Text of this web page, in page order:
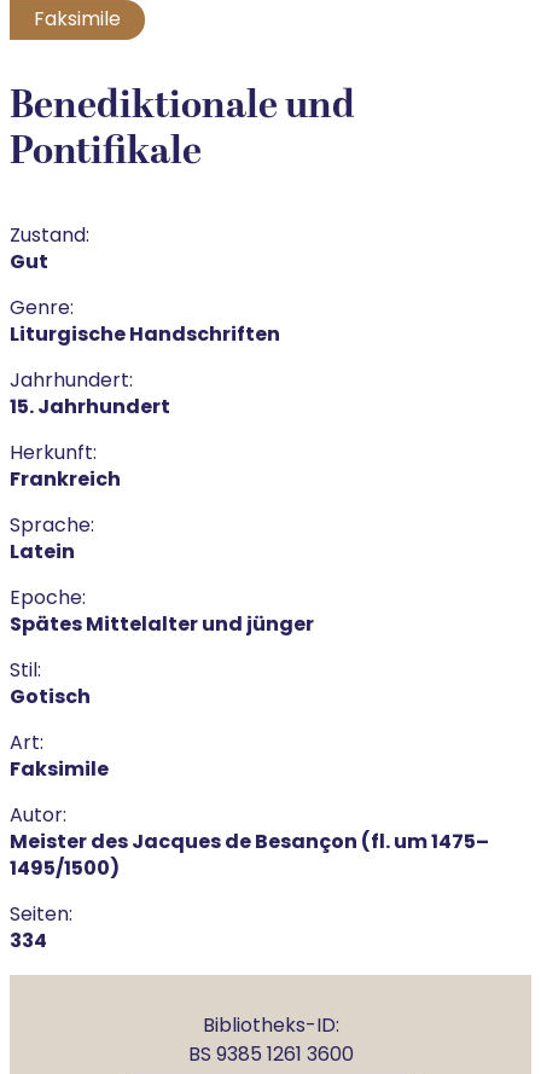
Faksimile
Benediktionale und
Pontifikale
Zustand:
Gut
Genre:
Liturgische Handschriften
Jahrhundert:
15. Jahrhundert
Herkunft:
Frankreich
Sprache:
Latein
Epoche:
Spätes Mittelalter und jünger
Stil:
Gotisch
Art:
Faksimile
Autor:
Meister des Jacques de Besançon (fl. um 1475–
1495/1500)
Seiten:
334
Bibliotheks-ID:
BS 9385 1261 3600